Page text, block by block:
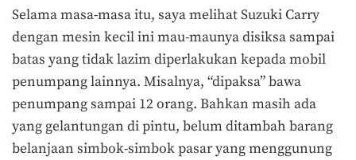
Selama masa-masa itu, saya melihat Suzuki Carry
dengan mesin kecil ini mau-maunya disiksa sampai
batas yang tidak lazim diperlakukan kepada mobil
penumpang lainnya. Misalnya, “dipaksa” bawa
penumpang sampai 12 orang. Bahkan masih ada
yang gelantungan di pintu, belum ditambah barang
belanjaan simbok-simbok pasar yang menggunung